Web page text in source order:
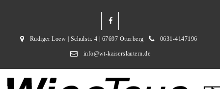
Rüdiger Loew | Schulstr. 4 | 67697 Otterberg 0631-4147196
info@wt-kaiserslautern.de